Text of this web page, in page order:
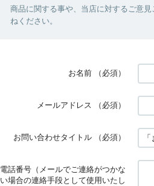
商品に関する事や、当店に対するご意
ねください。
お名前 （必須）
メールアドレス （必須）
お問い合わせタイトル （必須）
電話番号（メールでご連絡がつかな
い場合の連絡手段として使用いたし